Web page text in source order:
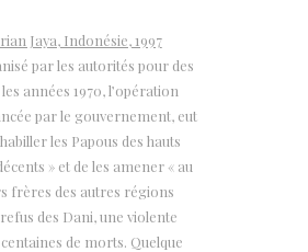
Jaya, Indonésie, 1997
par les autorités pour des
années 1970, l’opération
par le gouvernement, eut
les Papous des hauts
» et de les amener « au
frères des autres régions
des Dani, une violente
de morts. Quelque